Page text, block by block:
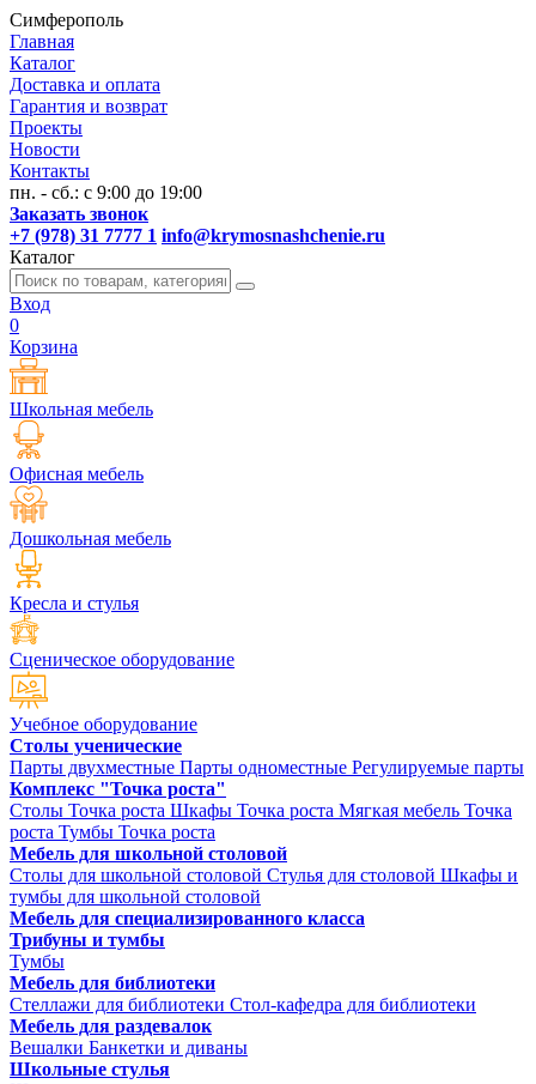
Симферополь
Главная
Каталог
Доставка и оплата
Гарантия и возврат
Проекты
Новости
Контакты
пн. - сб.: с 9:00 до 19:00
Заказать звонок
+7 (978) 31 7777 1 info@krymosnashchenie.ru
Каталог
Вход
0
Корзина
Школьная мебель
Офисная мебель
Дошкольная мебель
Кресла и стулья
Сценическое оборудование
Учебное оборудование
Столы ученические
Парты двухместные Парты одноместные Регулируемые парты
Комплекс "Точка роста"
Столы Точка роста Шкафы Точка роста Мягкая мебель Точка
роста Тумбы Точка роста
Мебель для школьной столовой
Столы для школьной столовой Стулья для столовой Шкафы и
тумбы для школьной столовой
Мебель для специализированного класса
Трибуны и тумбы
Тумбы
Мебель для библиотеки
Стеллажи для библиотеки Стол-кафедра для библиотеки
Мебель для раздевалок
Вешалки Банкетки и диваны
Школьные стулья